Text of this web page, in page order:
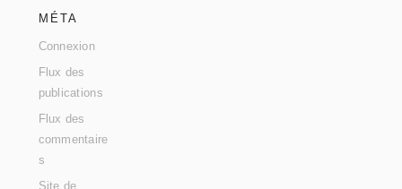
MÉTA
Connexion
Flux des
publications
Flux des
commentaire
s
Site de